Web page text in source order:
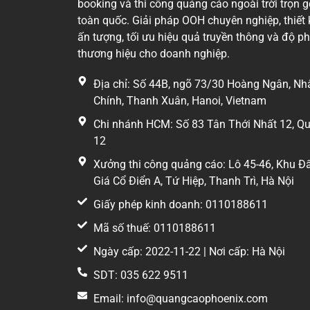
Điểm đáng chú ý của pano tại số 6 Lạc
vực này tập trung nhiều hoạt động kinh
người qua lại ổn định vào cả ngày làm việc
Đối với các thương hiệu hướng đến nhóm
chạm với người tiêu dùng trong quá trình di
Pano khổ lớn giúp tăng khả năng
Diện tích 106 m² mang lại không gian hiển
và thông điệp ngắn gọn.
Trong quảng cáo ngoài trời, kích thước lớn
quy mô và mức độ đầu tư của doanh nghiệp.
năng hiển thị rõ ràng vào buổi tối.
Ngành hàng phù hợp
Vị trí này thường được lựa chọn cho các chiến
booking và thi công quảng cáo ngoài trời trọn
toàn quốc. Giải pháp OOH chuyên nghiệp, thiết
ấn tượng, tối ưu hiệu quả truyền thông và độ
thương hiệu cho doanh nghiệp.
Địa chỉ: Số 44B, ngõ 73/30 Hoàng Ngân,
Chính, Thanh Xuân, Hanoi, Vietnam
Chi nhánh HCM: Số 83 Tân Thới Nhất 12,
12
Xưởng thi công quảng cáo: Lô 45-46, Khu
Giá Cổ Điển A, Tứ Hiệp, Thanh Trì, Hà Nội
Giấy phép kinh doanh: 0110188611
Mã số thuế: 0110188611
Ngày cấp: 2022-11-22 | Nơi cấp: Hà Nội
SDT: 035 622 9511
Email: info@quangcaophoenix.com